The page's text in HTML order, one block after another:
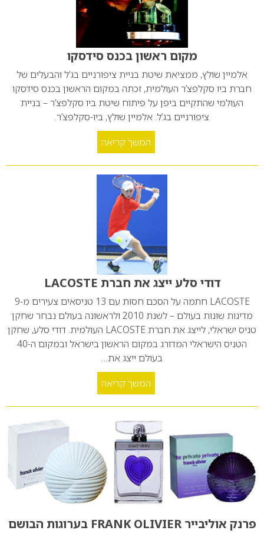
מקום ראשון בכנס סידסקו
אלמיין שולץ, ממציאת שיטת בניית ציפורניים בג’ל והבעלים של
חברת ביו סקלפצ’ר העולמית, זכתה במקום הראשון בכנס סידסקו
העולמי שהתקיים ביפן על פיתוח שיטת ביו סקלפצ’ר – בניית
ציפורניים בג’ל. אלמיין שולץ, ביו-סקלפצ’ר.
המשך קריאה
דודי סלע ייצג את חברת LACOSTE
LACOSTE חתמה על הסכם חסות עם 13 טניסאים צעירים מ-9
מדינות שונות בעולם – לשנת 2010 ולראשונה בעולם נבחר שחקן
טניס ישראלי, לייצג את חברת LACOSTE העולמית. דודי סלע, שחקן
הטניס הישראלי המדורג במקום הראשון בישראל ובמקום ה-40
בעולם ייצג את…
המשך קריאה
פרנק אוליבייר FRANK OLIVIER בערוגות הבושם